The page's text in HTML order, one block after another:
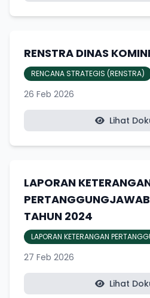
RENSTRA DINAS
RENCANA STRATEGIS (RENSTRA)
26 Feb 2026
Lihat
LAPORAN
TAHUN 2024
LAPORAN KETERANGAN
27 Feb 2026
Lihat